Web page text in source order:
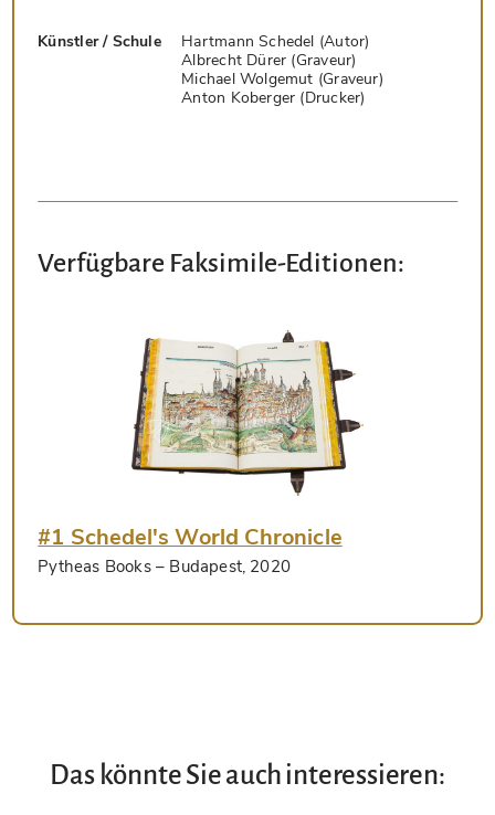
Künstler / Schule
Hartmann Schedel (Autor)
Albrecht Dürer (Graveur)
Michael Wolgemut (Graveur)
Anton Koberger (Drucker)
Verfügbare Faksimile-Editionen:
#1 Schedel's World Chronicle
Pytheas Books– Budapest, 2020
Das könnte Sie auch interessieren: